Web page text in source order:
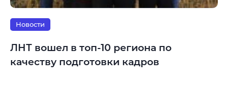
Новости
ЛНТ вошел в топ-10 региона по
качеству подготовки кадров